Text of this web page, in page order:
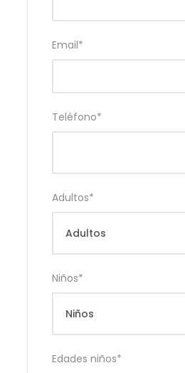
Email*
Teléfono*
Adultos*
Niños*
Edades niños*
Fotos